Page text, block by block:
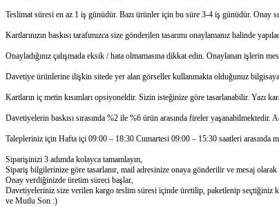
Teslimat süresi en az 1 iş günüdür. Bazı ürünler için bu süre 3-4 iş günüdür. Onay
Kartlarınızın baskısı tarafımızca size gönderilen tasarımı onaylamanız halinde
Onayladığınız çalışmada eksik / hata olmamasına dikkat edin. Onaylanan işlerin
Davetiye ürünlerine ilişkin sitede yer alan görseller kullanmakta olduğunuz
Kartların iç metin kısımları opsiyoneldir. Sizin isteğinize göre tasarlanabilir.
Davetiyelerin baskısı sırasında %2 ile %6 ürün arasında fireler
Talepleriniz için Hafta içi 09:00 – 18:30 Cumartesi 09:00 – 15:30 saatleri arasında
Siparişinizi 3 adımda kolayca tamamlayın,
Sipariş bilgilerinize göre tasarlanır, mail adresinize onaya gönderilir ve mesaj
Onay verdiğinizde üretim süreci başlar,
Davetiyeleriniz size verilen kargo teslim süresi içinde üretilip, paketlenip seçtiğiniz
ve Mutlu Son :)